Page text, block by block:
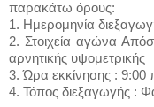
παρακάτω όρους:
1. Ημερομηνία
2. Στοιχεία αγώνα
αρνητικής υψομετρικής
3. Ώρα εκκίνησης : 9:00
4. Τόπος διεξαγωγής :